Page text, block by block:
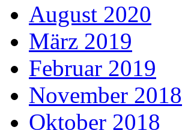
August 2020
März 2019
Februar 2019
November 2018
Oktober 2018